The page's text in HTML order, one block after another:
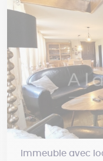
Immeuble avec